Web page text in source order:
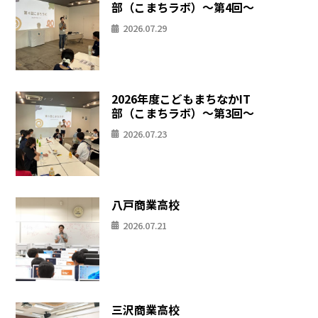
部（こまちラボ）〜第4回〜
2026.07.29
2026年度こどもまちなかIT
部（こまちラボ）〜第3回〜
2026.07.23
八戸商業高校
2026.07.21
三沢商業高校